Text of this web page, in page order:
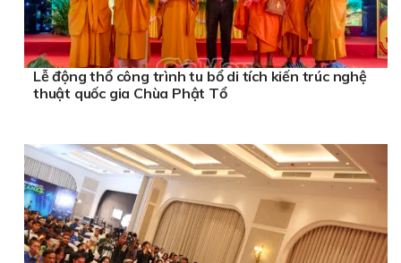
Lễ động thổ công trình tu bổ di tích kiến trúc nghệ
thuật quốc gia Chùa Phật Tổ